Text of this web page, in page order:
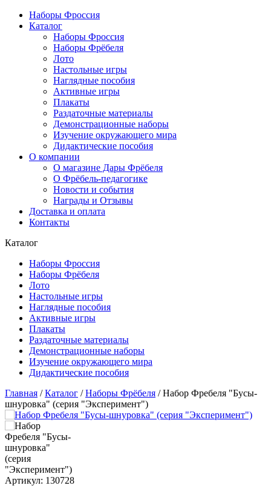
Наборы Фроссия
Каталог
Наборы Фроссия
Наборы Фрёбеля
Лото
Настольные игры
Наглядные пособия
Активные игры
Плакаты
Раздаточные материалы
Демонстрационные наборы
Изучение окружающего мира
Дидактические пособия
О компании
О магазине Дары Фрёбеля
О Фрёбель-педагогике
Новости и события
Награды и Отзывы
Доставка и оплата
Контакты
Каталог
Наборы Фроссия
Наборы Фрёбеля
Лото
Настольные игры
Наглядные пособия
Активные игры
Плакаты
Раздаточные материалы
Демонстрационные наборы
Изучение окружающего мира
Дидактические пособия
Главная /Каталог /Наборы Фрёбеля /Набор Фребеля "Бусы-
шнуровка" (серия "Эксперимент")
Артикул: 130728